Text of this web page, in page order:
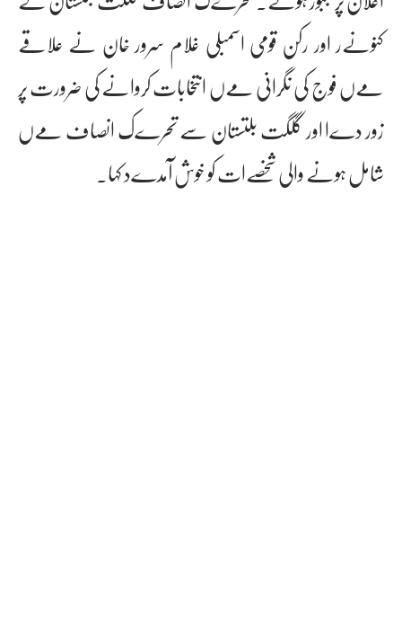
کنونےر اور رکن قومی اسمبلی غلام سرور خان نے علاقے
مےں فوج کی نگرانی مےں انتخابات کروانے کی ضرورت پر
زور دےا اور گلگت بلتستان سے تحرےک انصاف مےں
شامل ہونے والی شخصےات کو خوش آمدےد کہا۔